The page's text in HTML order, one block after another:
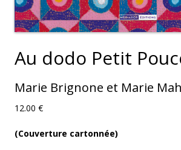
Au dodo Petit
Marie Brignone et Marie
12.00 €
(Couverture cartonnée)